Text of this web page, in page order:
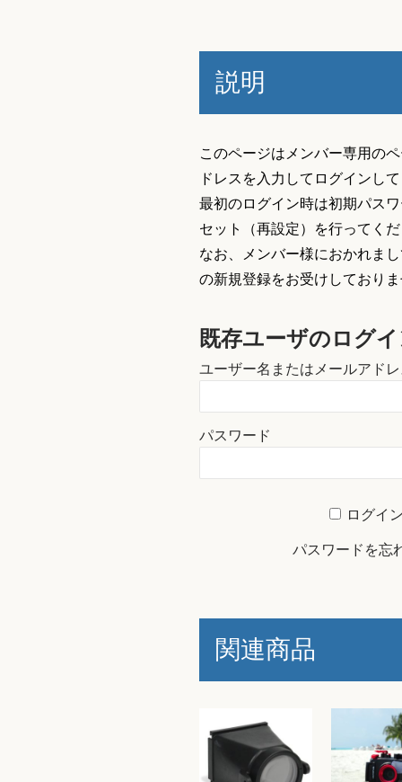
説明
このページはメンバー専用の
ドレスを入力してログインし
最初のログイン時は初期パス
セット（再設定）を行ってく
なお、メンバー様におかれま
の新規登録をお受けしており
既存ユーザのログ
ユーザー名またはメールアド
パスワード
ログイ
パスワードを忘
関連商品